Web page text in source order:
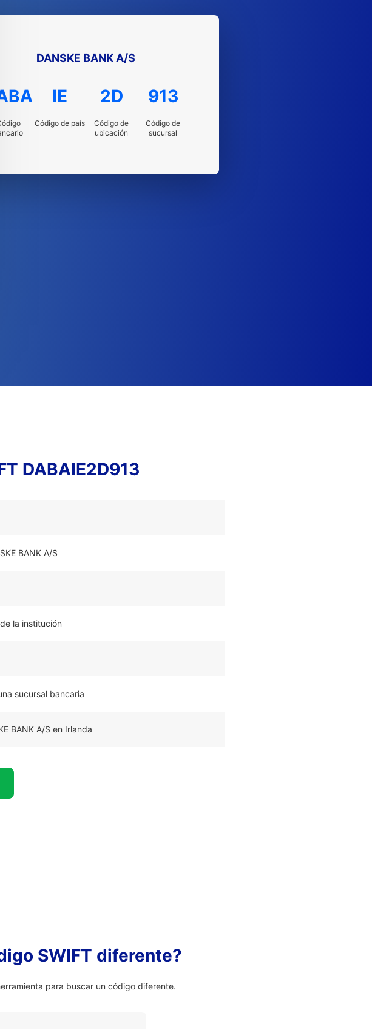
DANSKE BANK A/S
IE
Código de país
2D
Código de
ubicación
913
Código de
sucursal
DABAIE2D913
BANK A/S
la institución
sucursal bancaria
BANK A/S en Irlanda
SWIFT diferente?
para buscar un código diferente.